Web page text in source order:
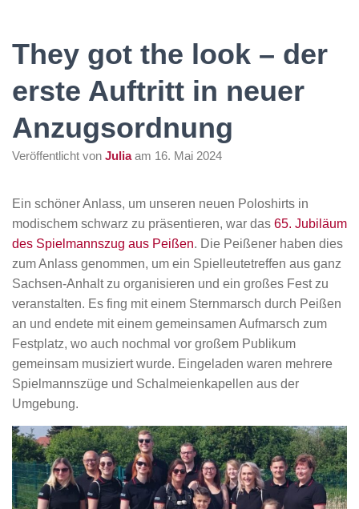
They got the look – der
erste Auftritt in neuer
Anzugsordnung
Veröffentlicht von Juliaam 16. Mai 2024
Ein schöner Anlass, um unseren neuen Poloshirts in
modischem schwarz zu präsentieren, war das 65. Jubiläum
des Spielmannszug aus Peißen. Die Peißener haben dies
zum Anlass genommen, um ein Spielleutetreffen aus ganz
Sachsen-Anhalt zu organisieren und ein großes Fest zu
veranstalten. Es fing mit einem Sternmarsch durch Peißen
an und endete mit einem gemeinsamen Aufmarsch zum
Festplatz, wo auch nochmal vor großem Publikum
gemeinsam musiziert wurde. Eingeladen waren mehrere
Spielmannszüge und Schalmeienkapellen aus der
Umgebung.